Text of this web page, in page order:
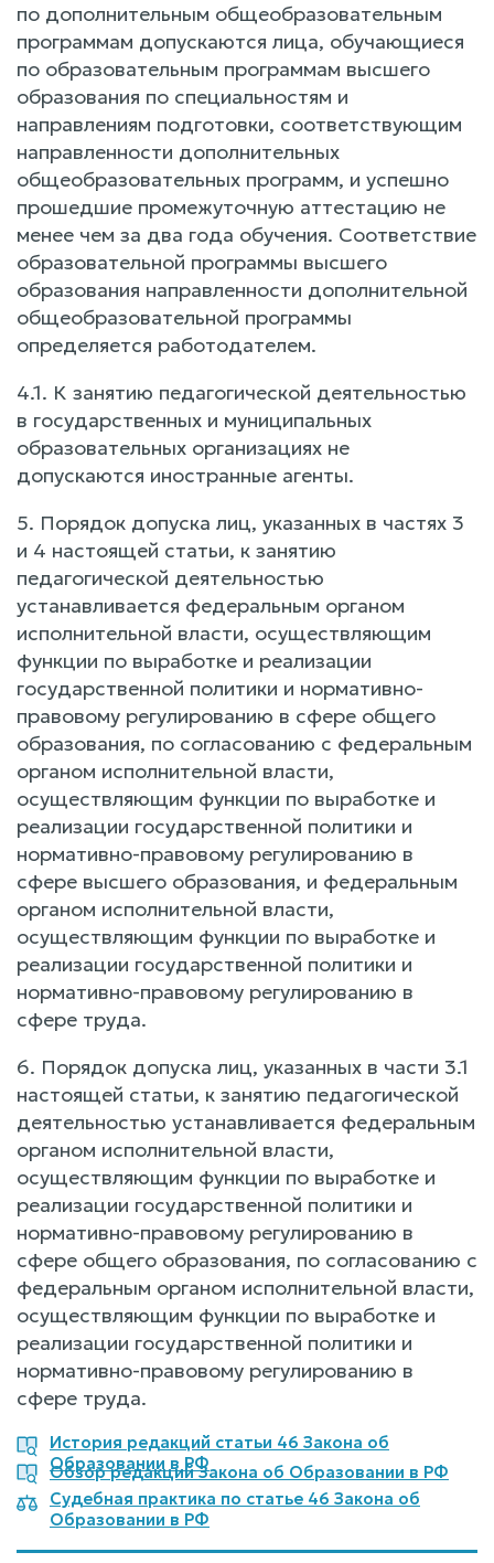
по дополнительным общеобразовательным
программам допускаются лица, обучающиеся
по образовательным программам высшего
образования по специальностям и
направлениям подготовки, соответствующим
направленности дополнительных
общеобразовательных программ, и успешно
прошедшие промежуточную аттестацию не
менее чем за два года обучения. Соответствие
образовательной программы высшего
образования направленности дополнительной
общеобразовательной программы
определяется работодателем.
4.1. К занятию педагогической деятельностью
в государственных и муниципальных
образовательных организациях не
допускаются иностранные агенты.
5. Порядок допуска лиц, указанных в частях 3
и 4 настоящей статьи, к занятию
педагогической деятельностью
устанавливается федеральным органом
исполнительной власти, осуществляющим
функции по выработке и реализации
государственной политики и нормативно-
правовому регулированию в сфере общего
образования, по согласованию с федеральным
органом исполнительной власти,
осуществляющим функции по выработке и
реализации государственной политики и
нормативно-правовому регулированию в
сфере высшего образования, и федеральным
органом исполнительной власти,
осуществляющим функции по выработке и
реализации государственной политики и
нормативно-правовому регулированию в
сфере труда.
6. Порядок допуска лиц, указанных в части 3.1
настоящей статьи, к занятию педагогической
деятельностью устанавливается федеральным
органом исполнительной власти,
осуществляющим функции по выработке и
реализации государственной политики и
нормативно-правовому регулированию в
сфере общего образования, по согласованию с
федеральным органом исполнительной власти,
осуществляющим функции по выработке и
реализации государственной политики и
нормативно-правовому регулированию в
сфере труда.
История редакций статьи 46 Закона об
Образовании в РФ
Обзор редакций Закона об Образовании в РФ
Судебная практика по статье 46 Закона об
Образовании в РФ